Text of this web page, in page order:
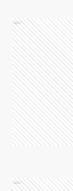
Ads
Ads